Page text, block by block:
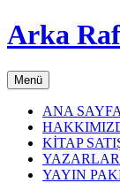
Arka Raf
Menü
ANA SAYFA
KİTAP
YAYIN